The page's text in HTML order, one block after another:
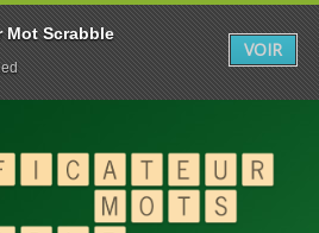
Mot Scrabble
VOIR